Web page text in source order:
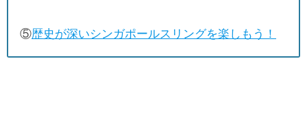
⑤歴史が深いシンガポールスリングを楽しもう！